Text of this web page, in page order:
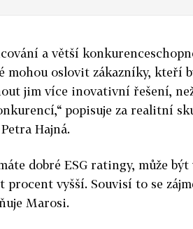
a větší
mohou oslovit zákazníky, kteří
jim více inovativní řešení,
popisuje za realitní
Hajná.
dobré ESG ratingy, může být
procent vyšší. Souvisí to se
Marosi.